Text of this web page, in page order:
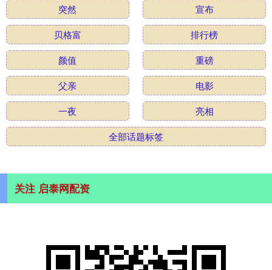
突然
宣布
贝格富
排行榜
颜值
重磅
父亲
电影
一夜
亮相
全部话题标签
关注 启泰网配资